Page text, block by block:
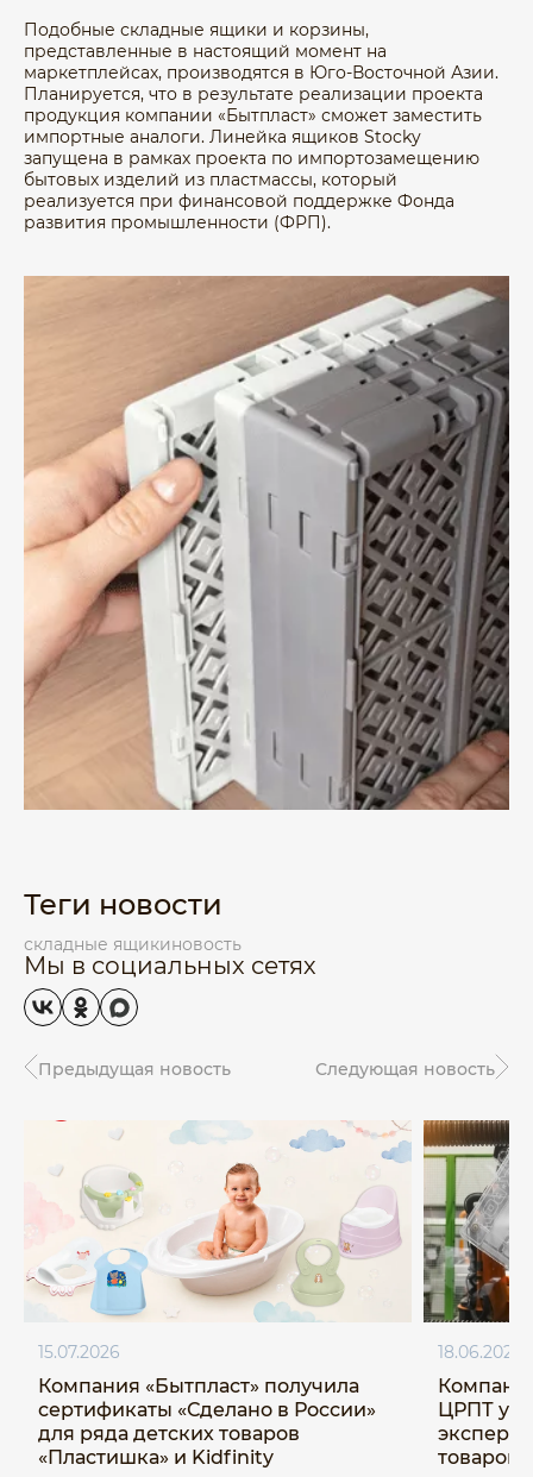
Подобные складные ящики и корзины,
представленные в настоящий момент на
маркетплейсах, производятся в Юго-Восточной Азии.
Планируется, что в результате реализации проекта
продукция компании «Бытпласт» сможет заместить
импортные аналоги. Линейка ящиков Stocky
запущена в рамках проекта по импортозамещению
бытовых изделий из пластмассы, который
реализуется при финансовой поддержке Фонда
развития промышленности (ФРП).
Теги новости
складные ящикиновость
Мы в социальных сетях
Предыдущая новость Следующая новость
15.07.2026
Компания «Бытпласт» получила
сертификаты «Сделано в России»
для ряда детских товаров
«Пластишка» и Kidfinity
18.06.2026
ЦРПТ
товаров